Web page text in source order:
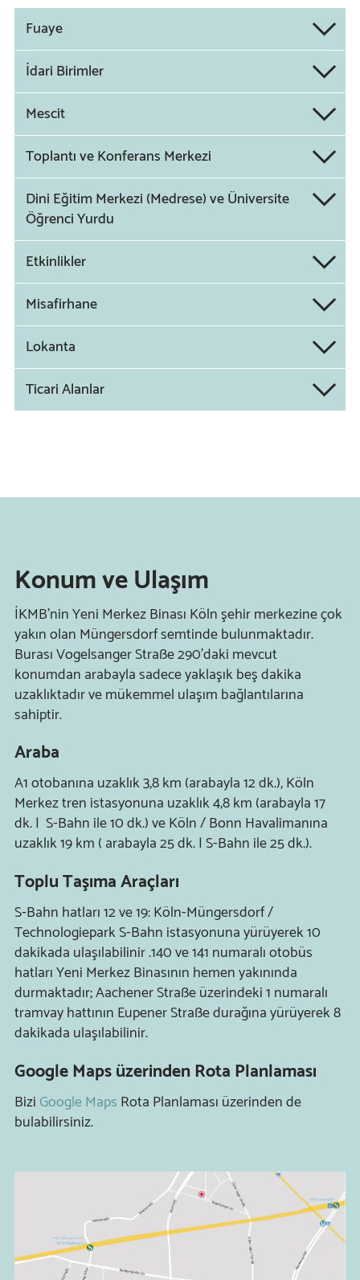
Fuaye
İdari Birimler
Mescit
Toplantı ve Konferans Merkezi
Dini Eğitim Merkezi (Medrese) ve Üniversite
Öğrenci Yurdu
Etkinlikler
Misafirhane
Lokanta
Ticari Alanlar
Konum ve Ulaşım
İKMB'nin Yeni Merkez Binası Köln şehir merkezine çok
yakın olan Müngersdorf semtinde bulunmaktadır.
BurasıVogelsanger Straße 290'daki mevcut
konumdan arabayla sadece yaklaşık beş dakika
uzaklıktadır ve mükemmel ulaşım bağlantılarına
sahiptir.
Araba
A1 otobanına uzaklık 3,8 km (arabayla 12 dk.), Köln
Merkez tren istasyonuna uzaklık 4,8 km (arabayla 17
dk. | S-Bahn ile 10 dk.) ve Köln / Bonn Havalimanına
uzaklık 19 km ( arabayla25 dk. | S-Bahn ile 25 dk.).
Toplu Taşıma Araçları
S-Bahn hatları 12 ve 19: Köln-Müngersdorf /
Technologiepark S-Bahn istasyonuna yürüyerek 10
dakikada ulaşılabilinir .140 ve 141 numaralı otobüs
hatları Yeni Merkez Binasının hemen yakınında
durmaktadır;Aachener Straße üzerindeki 1 numaralı
tramvay hattının Eupener Straße durağına yürüyerek 8
dakikada ulaşılabilinir.
Google Maps üzerinden Rota Planlaması
Bizi Google Maps Rota Planlaması üzerinden de
bulabilirsiniz.